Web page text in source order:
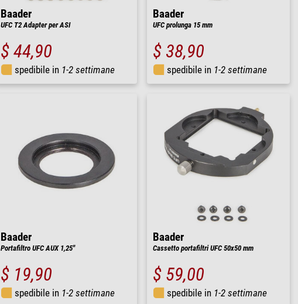
Baader
UFC T2 Adapter per ASI
$ 44,90
spedibile in 1-2 settimane
Baader
UFC prolunga 15 mm
$ 38,90
spedibile in 1-2 settimane
Baader
Portafiltro UFC AUX 1,25"
$ 19,90
spedibile in 1-2 settimane
Baader
Cassetto portafiltri UFC 50x50 mm
$ 59,00
spedibile in 1-2 settimane